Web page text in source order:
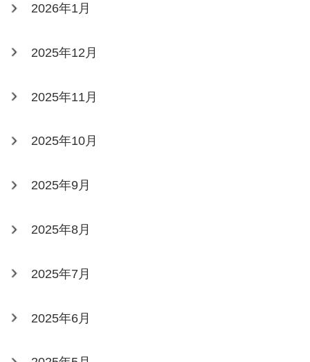
2026年1月
2025年12月
2025年11月
2025年10月
2025年9月
2025年8月
2025年7月
2025年6月